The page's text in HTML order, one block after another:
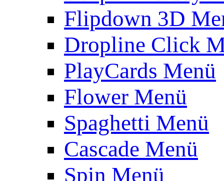
Flipdown 3D
Dropline Click
PlayCards Menü
Flower Menü
Spaghetti Menü
Cascade Menü
Spin Menü